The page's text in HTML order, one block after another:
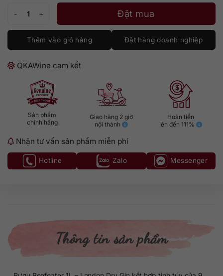
Beefeater 1L - London Dry Gin số lượngĐặt mua
Thêm vào giỏ hàng Đặt hàng doanh nghiệp
QKAWine cam kết
Sản phẩm
chính hãng
Giao hàng 2 giờ
nội thành
Hoàn tiền
lên đến 111%
Nhận tư vấn sản phẩm miễn phí
Hotline Zalo Messenger
Thông tin sản phẩm